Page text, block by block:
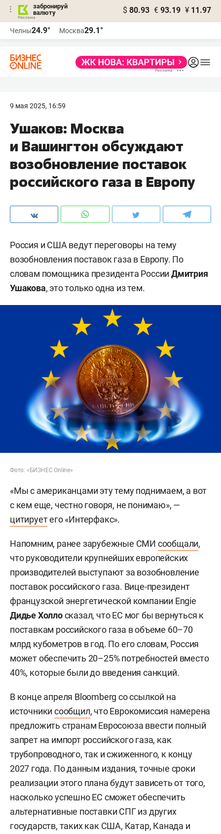
забронируй
валюту
$ 80.93 € 93.19 ¥ 11.97
Челны24.9° Москва29.1°
9 мая 2025, 16:59
Ушаков: Москва
и Вашингтон обсуждают
возобновление поставок
российского газа в Европу
Россия и США ведут переговоры на тему
возобновления поставок газа в Европу. По
словам помощника президента России Дмитрия
Ушакова, это только одна из тем.
Фото: «БИЗНЕС Online»
«Мы с американцами эту тему поднимаем, а вот
с кем еще, честно говоря, не понимаю», —
цитируетего «Интерфакс».
Напомним, ранее зарубежные СМИ сообщали,
что руководители крупнейших европейских
производителей выступают за возобновление
поставок российского газа. Вице-президент
французской энергетической компании Engie
Дидье Холлосказал, что ЕС мог бы вернуться к
поставкам российского газа в объеме 60–70
млрд кубометров в год. По его словам, Россия
может обеспечить 20–25% потребностей вместо
40%, которые были до введения санкций.
В конце апреля Bloomberg со ссылкой на
источникисообщил, что Еврокомиссия намерена
предложить странам Евросоюза ввести полный
запрет на импорт российского газа, как
трубопроводного, так и сжиженного, к концу
2027 года. По данным издания, точные сроки
реализации этого плана будут зависеть от того,
насколько успешно ЕС сможет обеспечить
альтернативные поставки СПГ из других
государств, таких как США, Катар, Канада и